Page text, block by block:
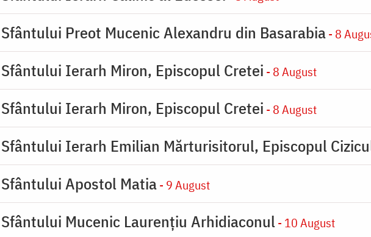
Preot Mucenic Alexandru din Basarabia- 8
Ierarh Miron, Episcopul Cretei - 8 August
Ierarh Miron, Episcopul Cretei - 8 August
Ierarh Emilian Mărturisitorul, Episcopul
Apostol Matia- 9 August
Mucenic Laurențiu Arhidiaconul - 10 August